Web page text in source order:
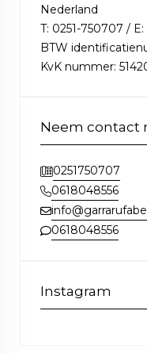
Nederland
T: 0251-750707 /
BTW
KvK nummer:
Neem contact
0251750707
0618048556
0618048556
Instagram